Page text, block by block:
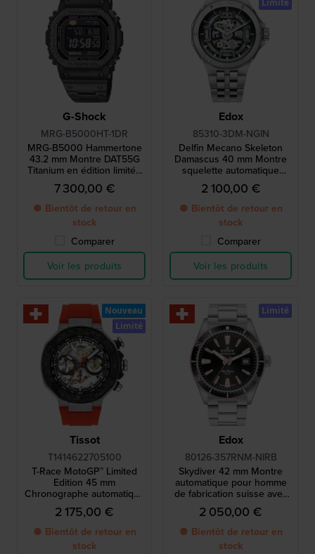
G-Shock
MRG-B5000HT-1DR
MRG-B5000 Hammertone
43.2 mm Montre DAT55G
Titanium en édition limitée
avec boîtier et bracelet
martelés à la main
7 300,00 €
● Bientôt de retour en
stock
Comparer
Voir les produits
Edox
85310-3DM-NGIN
Delfin Mecano Skeleton
Damascus 40 mm Montre
squelette automatique
suisse en édition limitée
avec lunette en acier
damassé
2 100,00 €
● Bientôt de retour en
stock
Comparer
Voir les produits
Limité
Tissot
T1414622705100
T-Race MotoGP™ Limited
Edition 45 mm
Chronographe automatique
suisse squeletté avec
lunette en composite de
carbone
2 175,00 €
● Bientôt de retour en
stock
Nouveau
Limité
Edox
80126-357RNM-NIRB
Skydiver 42 mm Montre
automatique pour homme
de fabrication suisse avec
bracelet supplémentaire
2 050,00 €
● Bientôt de retour en
stock
Limité